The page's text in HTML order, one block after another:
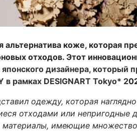
альтернатива коже, которая
отходов. Этот
японского дизайнера, который
в рамках DESIGNART Tokyo* 2
одежду, которая
отходами или непригодные
материалы, имеющие